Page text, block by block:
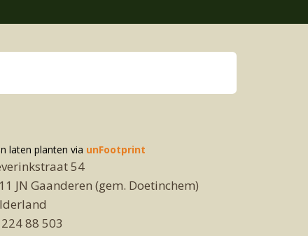
laten planten via unFootprint
54
JN Gaanderen (gem. Doetinchem)
88 503